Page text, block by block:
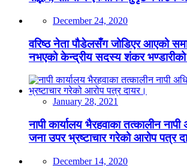
December 24, 2020
वरिष्ठ नेता पौडेलसँग जोडिएर आएको
नभएको केन्द्रीय सदस्य शंकर भण्डारीको
January 28, 2021
नापी कार्यालय भैरहवाका तत्कालीन
जना उपर भ्रष्टाचार गरेको आरोप पत्र
December 14, 2020